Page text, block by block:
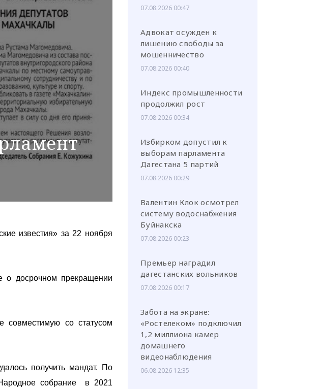
или через соц. сети
известия» за 22 ноября
о досрочном прекращении
совместимую со статусом
получить мандат. По
собрание в 2021
07.08.2026 00:47
Адвокат осужден к
лишению свободы за
мошенничество
07.08.2026 00:40
Индекс промышленности
продолжил рост
07.08.2026 00:34
Избирком допустил к
выборам парламента
Дагестана 5 партий
07.08.2026 00:29
Валентин Клок осмотрел
систему водоснабжения
Буйнакска
07.08.2026 00:23
Премьер наградил
дагестанских вольников
07.08.2026 00:17
Забота на экране:
«Ростелеком» подключил
1,2 миллиона камер
домашнего
видеонаблюдения
06.08.2026 12:35